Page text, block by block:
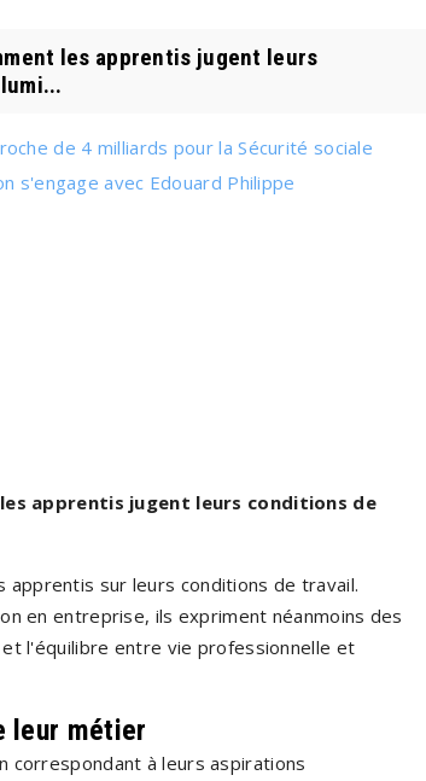
les apprentis jugent leurs
de 4 milliards pour la Sécurité sociale
s'engage avec Edouard Philippe
apprentis jugent leurs conditions de
sur leurs conditions de travail.
en entreprise, ils expriment néanmoins des
l'équilibre entre vie professionnelle et
leur métier
correspondant à leurs aspirations